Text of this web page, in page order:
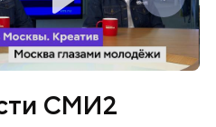
СМИ2